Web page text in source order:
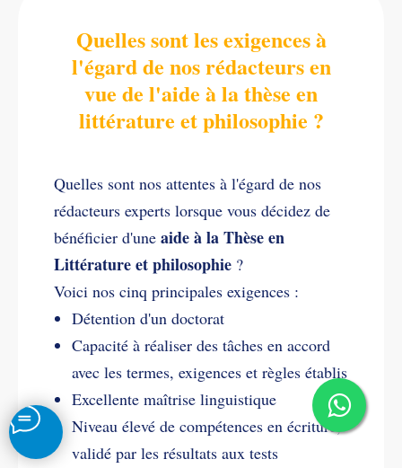
Quelles sont les exigences à
l'égard de nos rédacteurs en
vue de l'aide à la thèse en
littérature et philosophie ?
Quelles sont nos attentes à l'égard de nos
rédacteurs experts lorsque vous décidez de
bénéficier d'une aide à la Thèse en
Littérature et philosophie ?
Voici nos cinq principales exigences :
Détention d'un doctorat
Capacité à réaliser des tâches en accord
avec les termes, exigences et règles établis
Excellente maîtrise linguistique
Niveau élevé de compétences en écriture,
validé par les résultats aux tests